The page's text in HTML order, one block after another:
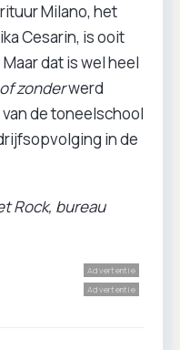
Milano, het
Cesarin, is ooit
dat is wel heel
zonderwerd
de toneelschool
in de
Rock, bureau
Advertentie
Advertentie